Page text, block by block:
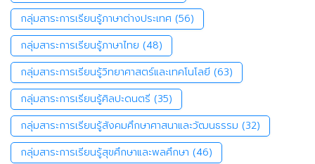
กลุ่มสาระการเรียนรู้ภาษาต่างประเทศ (56)
กลุ่มสาระการเรียนรู้ภาษาไทย (48)
กลุ่มสาระการเรียนรู้วิทยาศาสตร์และเทคโนโลยี (63)
กลุ่มสาระการเรียนรู้ศิลปะดนตรี (35)
กลุ่มสาระการเรียนรู้สังคมศึกษาศาสนาและวัฒนธรรม (32)
กลุ่มสาระการเรียนรู้สุขศึกษาและพลศึกษา (46)